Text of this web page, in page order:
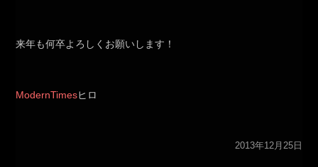
来年も何卒よろしくお願いします！
ModernTimesヒロ
2013年12月25日